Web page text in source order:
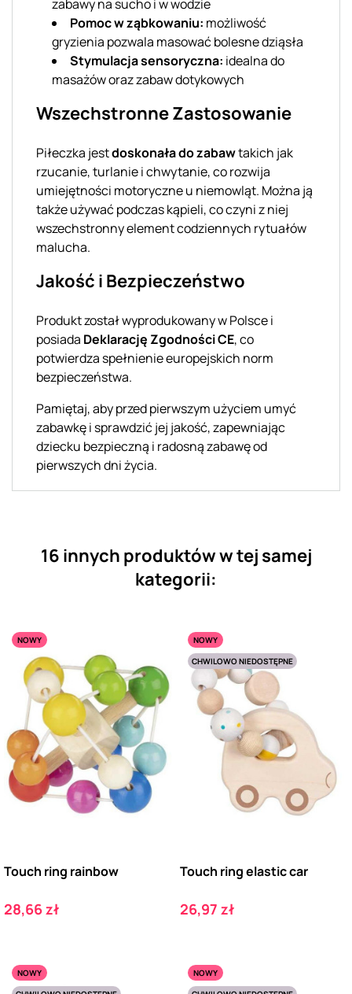
zabawy na sucho i w wodzie
Pomoc w ząbkowaniu: możliwość
gryzienia pozwala masować bolesne dziąsła
Stymulacja sensoryczna: idealna do
masażów oraz zabaw dotykowych
Wszechstronne Zastosowanie
Piłeczka jestdoskonała do zabawtakich jak
rzucanie, turlanie i chwytanie, co rozwija
umiejętności motoryczne u niemowląt. Można ją
także używać podczas kąpieli, co czyni z niej
wszechstronny element codziennych rytuałów
malucha.
Jakość i Bezpieczeństwo
Produkt został wyprodukowany w Polsce i
posiada Deklarację Zgodności CE, co
potwierdza spełnienie europejskich norm
bezpieczeństwa.
Pamiętaj, aby przed pierwszym użyciem umyć
zabawkę i sprawdzić jej jakość, zapewniając
dziecku bezpieczną i radosną zabawę od
pierwszych dni życia.
16 innych produktów w tej samej
kategorii:
NOWY
Touch ring rainbow
Cena
28,66 zł
NOWY
CHWILOWO NIEDOSTĘPNE
Touch ring elastic car
Cena
26,97 zł
NOWY
NOWY